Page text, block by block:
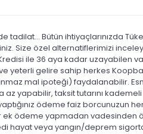
tadilat... Bütün ihtiyaçlarınızda
Size özel alternatiflerimizi
ile 36 aya kadar uzayabilen
yeterli gelire sahip herkes
mal ipoteği) faydalanabilir.
yapabilir, taksit tutarını
ödeme faiz borcunuzun
ek ödeme yapmadan vadesinden
veya yangın/deprem